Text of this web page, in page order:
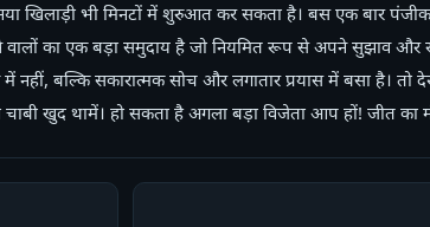
खिलाड़ी भी मिनटों में शुरुआत कर सकता है। बस एक बार
का एक बड़ा समुदाय है जो नियमित रूप से अपने सुझाव और
नहीं, बल्कि सकारात्मक सोच और लगातार प्रयास में बसा है। तो
खुद थामें। हो सकता है अगला बड़ा विजेता आप हों! जीत का